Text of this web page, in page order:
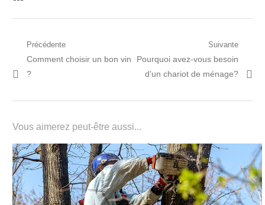
Navigation
de
Précédente
Post
précédent:
Comment choisir un bon vin
?
Suivante
Prochain
article:
Pourquoi avez-vous besoin
d’un chariot de ménage?
Vous aimerez peut-être aussi...